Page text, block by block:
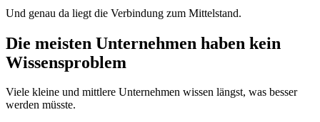
Und genau da liegt die Verbindung zum Mittelstand.
Die meisten Unternehmen haben kein
Wissensproblem
Viele kleine und mittlere Unternehmen wissen längst, was besser
werden müsste.